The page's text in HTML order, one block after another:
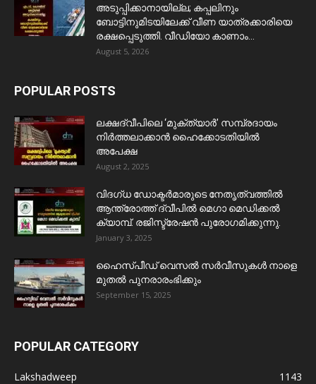
അടുപ്പിക്കാനായില്ല; കപ്പലിനും
ബോട്ടിനുമിടയിലേക്ക് വീണ യാത്രക്കാരിയെ
രക്ഷപ്പെടുത്തി. വീഡിയോ കാണാം...
August 5, 2026
POPULAR POSTS
ലക്ഷദ്വീപിലെ ‘മുക്ത്യാർ’ സമ്പ്രദായം
നിർത്തലാക്കാൻ ഹൈക്കോടതിയിൽ
അപേക്ഷ
August 2, 2025
വിദഗ്ധ ഡോക്ടർമാരുടെ നേതൃത്വത്തിൽ
ആന്ത്രോത്ത് ദ്വീപിൽ മെഗാ മെഡിക്കൽ
ക്യാമ്പ്. രജിസ്ട്രേഷൻ പുരോഗമിക്കുന്നു.
January 3, 2025
ഹൈസ്പീഡ് വെസൽ സർവീസുകൾ നാളെ
മുതൽ പുനരാരംഭിക്കും
September 15, 2025
POPULAR CATEGORY
Lakshadweep
1143